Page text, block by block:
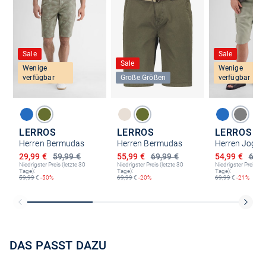
Sale
Wenige
verfügbar
LERROS
Herren Bermudas
59,99 €
Ermäßigter Preis
29,99 €
Niedrigster Preis (letzte 30
Tage):
59,99€ -50%
Sale
Große Größen
LERROS
Herren Bermudas
69,99 €
Ermäßigter Preis
55,99 €
Niedrigster Preis (letzte 30
Tage):
69,99€ -20%
Sale
Wenige
verfügbar
LERROS
Ermäßigter
54,99 €
Niedrigster Preis
Tage):
69,99€ -21%
DAS PASST DAZU